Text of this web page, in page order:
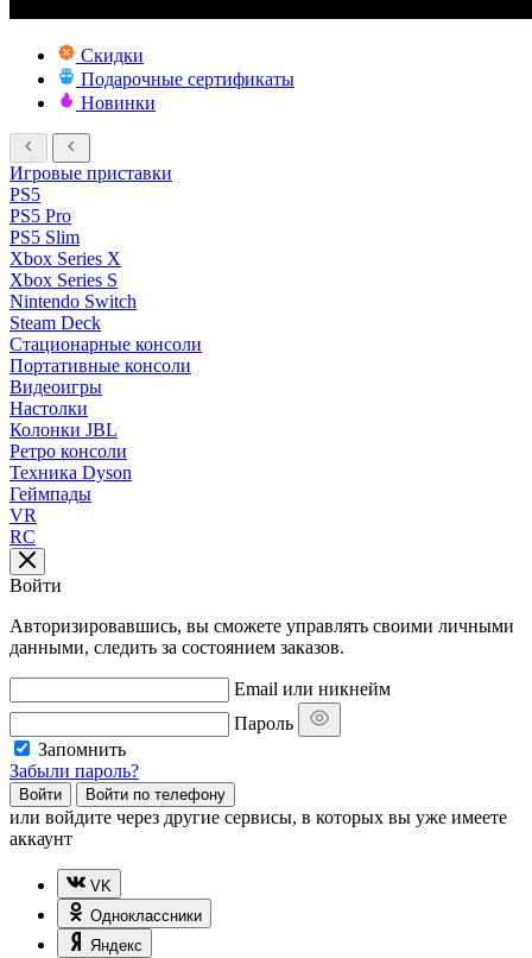
Скидки
Подарочные сертификаты
Новинки
Игровые приставки
PS5
PS5 Pro
PS5 Slim
Xbox Series X
Xbox Series S
Nintendo Switch
Steam Deck
Стационарные консоли
Портативные консоли
Видеоигры
Настолки
Колонки JBL
Ретро консоли
Техника Dyson
Геймпады
VR
RC
Войти
Авторизировавшись, вы сможете управлять своими личными
данными, следить за состоянием заказов.
Email или никнейм
Пароль
Запомнить
Забыли пароль?
Войти Войти по телефону
или войдите через другие сервисы, в которых вы уже имеете
аккаунт
VK
Одноклассники
Яндекс